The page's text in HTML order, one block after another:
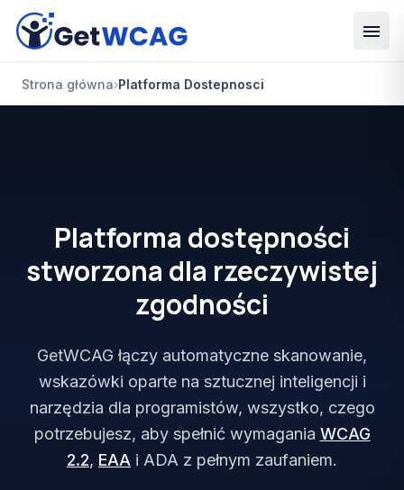
Przejdź do głównej treści
Strona główna›Platforma Dostepnosci
Platforma dostępności
stworzona dla rzeczywistej
zgodności
GetWCAG łączy automatyczne skanowanie,
wskazówki oparte na sztucznej inteligencji i
narzędzia dla programistów, wszystko, czego
potrzebujesz, aby spełnić wymagania WCAG
2.2, EAA i ADA z pełnym zaufaniem.